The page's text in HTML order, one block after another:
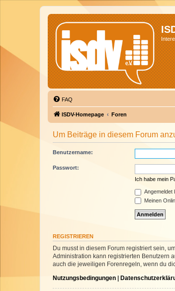
FAQ
ISDV-Homepage Foren
Um Beiträge in diesem Forum
Benutzername:
Passwort:
Ich habe mein
Angemeldet
Meinen
REGISTRIEREN
Du musst in diesem Forum registriert sein,
Administration kann registrierten Benutzern
auch die jeweiligen Forenregeln, wenn du
Nutzungsbedingungen |